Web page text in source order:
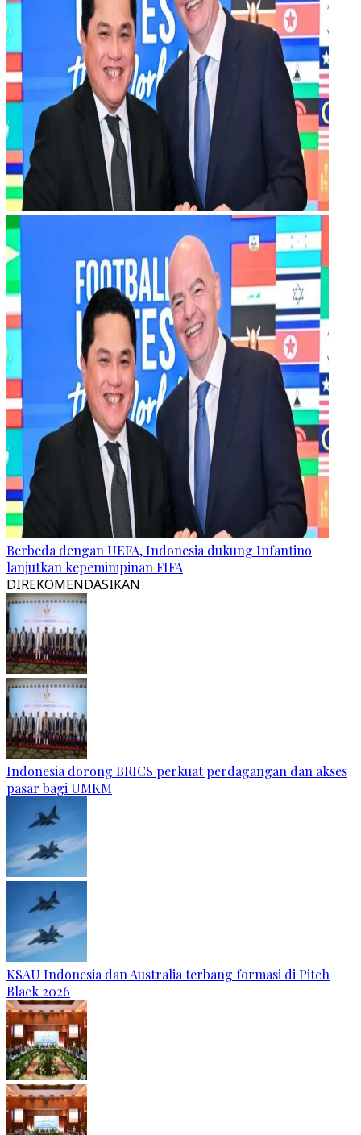
Berbeda dengan UEFA, Indonesia dukung Infantino
lanjutkan kepemimpinan FIFA
DIREKOMENDASIKAN
Indonesia dorong BRICS perkuat perdagangan dan akses
pasar bagi UMKM
KSAU Indonesia dan Australia terbang formasi di Pitch
Black 2026